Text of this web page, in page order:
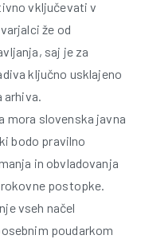
vključevati v
že od
saj je za
ključno usklajeno
arhiva.
mora slovenska javna
bodo pravilno
in obvladovanja
postopke.
vseh načel
poudarkom